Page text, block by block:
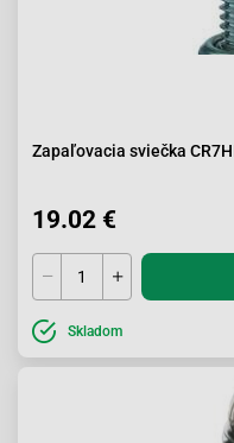
Zapaľovacia sviečka
19.02 €
Skladom